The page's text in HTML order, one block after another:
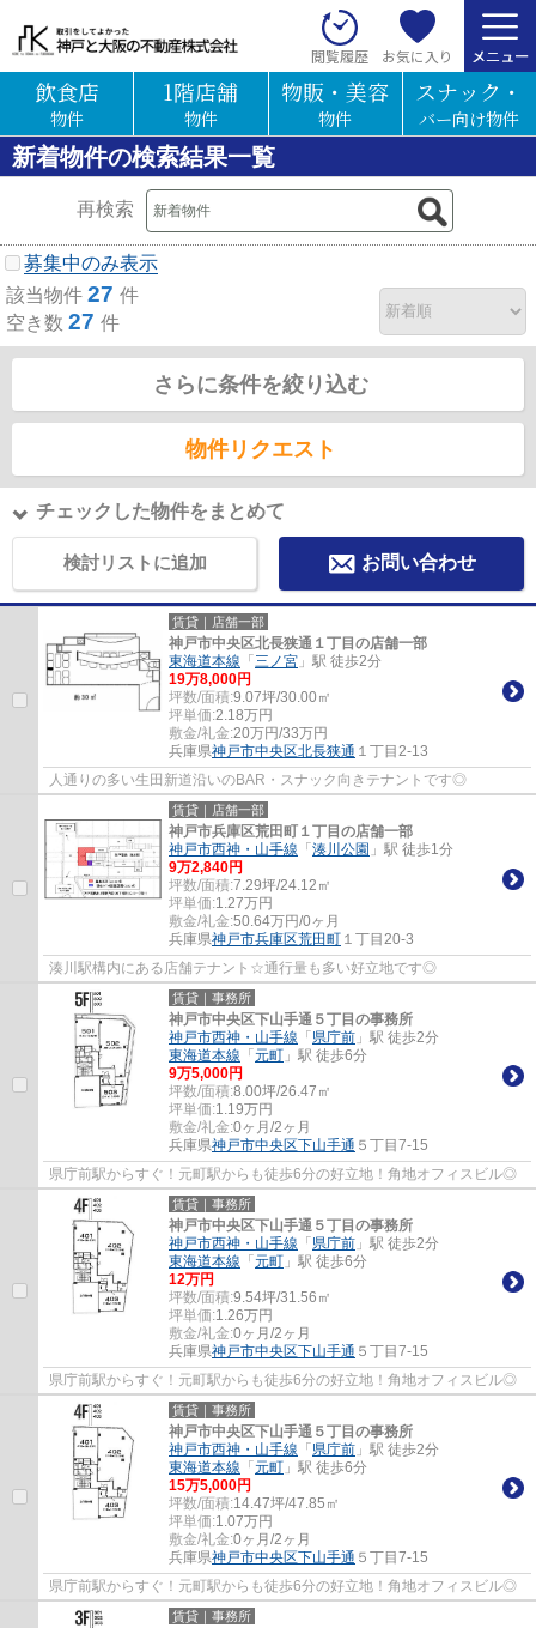
閲覧履歴 お気に入り
飲食店
物件
1階店舗
物件
物販・美容
物件
スナック・
バー向け物件
新着物件の検索結果一覧
再検索
募集中のみ表示
該当物件 27 件
空き数 27 件
さらに条件を絞り込む
物件リクエスト
チェックした物件をまとめて
検討リストに追加 お問い合わせ
賃貸｜店舗一部
神戸市中央区北長狭通１丁目の店舗一部
東海道本線 「 三ノ宮 」駅 徒歩2分
19万8,000円
坪数/面積:9.07坪/30.00㎡
坪単価:2.18万円
敷金/礼金:20万円/33万円
兵庫県神戸市中央区北長狭通 １丁目2-13
人通りの多い生田新道沿いのBAR・スナック向きテナントです◎
賃貸｜店舗一部
神戸市兵庫区荒田町１丁目の店舗一部
神戸市西神・山手線 「 湊川公園 」駅 徒歩1分
9万2,840円
坪数/面積:7.29坪/24.12㎡
坪単価:1.27万円
敷金/礼金:50.64万円/0ヶ月
兵庫県神戸市兵庫区荒田町 １丁目20-3
湊川駅構内にある店舗テナント☆通行量も多い好立地です◎
賃貸｜事務所
神戸市中央区下山手通５丁目の事務所
神戸市西神・山手線 「 県庁前 」駅 徒歩2分
東海道本線 「 元町 」駅 徒歩6分
9万5,000円
坪数/面積:8.00坪/26.47㎡
坪単価:1.19万円
敷金/礼金:0ヶ月/2ヶ月
兵庫県神戸市中央区下山手通 ５丁目7-15
県庁前駅からすぐ！元町駅からも徒歩6分の好立地！角地オフィスビル◎
賃貸｜事務所
神戸市中央区下山手通５丁目の事務所
神戸市西神・山手線 「 県庁前 」駅 徒歩2分
東海道本線 「 元町 」駅 徒歩6分
12万円
坪数/面積:9.54坪/31.56㎡
坪単価:1.26万円
敷金/礼金:0ヶ月/2ヶ月
兵庫県神戸市中央区下山手通 ５丁目7-15
県庁前駅からすぐ！元町駅からも徒歩6分の好立地！角地オフィスビル◎
賃貸｜事務所
神戸市中央区下山手通５丁目の事務所
神戸市西神・山手線 「 県庁前 」駅 徒歩2分
東海道本線 「 元町 」駅 徒歩6分
15万5,000円
坪数/面積:14.47坪/47.85㎡
坪単価:1.07万円
敷金/礼金:0ヶ月/2ヶ月
兵庫県神戸市中央区下山手通 ５丁目7-15
県庁前駅からすぐ！元町駅からも徒歩6分の好立地！角地オフィスビル◎
賃貸｜事務所